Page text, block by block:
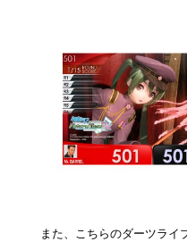
また、こちらのダーツライ